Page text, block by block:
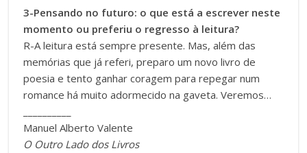
3-Pensando no futuro: o que está a escrever neste
momento ou preferiu o regresso à leitura?
R-A leitura está sempre presente. Mas, além das
memórias que já referi, preparo um novo livro de
poesia e tento ganhar coragem para repegar num
romance há muito adormecido na gaveta. Veremos…
Manuel Alberto Valente
O Outro Lado dos Livros